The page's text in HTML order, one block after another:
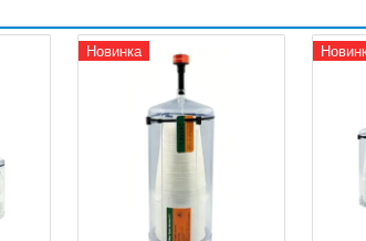
Новинка